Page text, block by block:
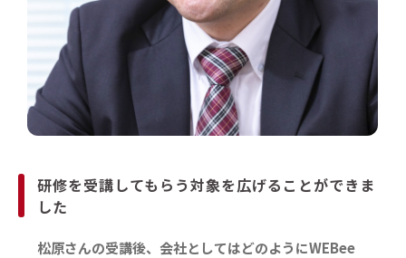
研修を受講してもらう対象を広げることができま
した
松原さんの受講後、会社としてはどのようにWEBee